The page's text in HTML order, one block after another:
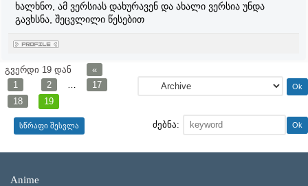
ხალხნო, ამ ვერსიას დახურავენ და ახალი ვერსია უნდა
გავხსნა, შეცვლილი წესებით
გვერდი 19 დან
«
1
2 …
17
18
19
ძებნა:
Anime